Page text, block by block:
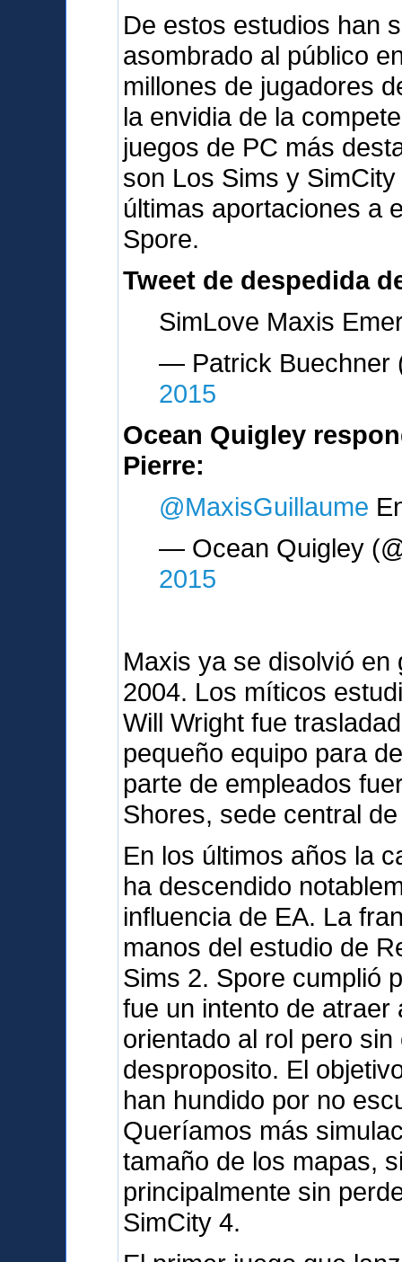
De estos estudios han
asombrado al público
millones de jugadores
la envidia de la
juegos de PC más
son Los Sims y
últimas aportaciones a
Spore.
Tweet de despedida
SimLove Maxis
— Patrick Buechner
2015
Ocean Quigley
Pierre:
@MaxisGuillaume
— Ocean Quigley
2015
Maxis ya se disolvió
2004. Los míticos
Will Wright fue
pequeño equipo para
parte de empleados
Shores, sede central
En los últimos años la
ha descendido
influencia de EA. La
manos del estudio de
Sims 2. Spore cumplió
fue un intento de
orientado al rol pero
desproposito. El
han hundido por no
Queríamos más
tamaño de los mapas,
principalmente sin
SimCity 4.